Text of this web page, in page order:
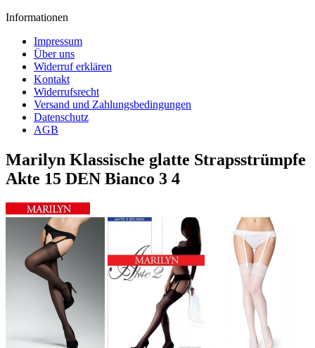
Informationen
Impressum
Über uns
Widerruf erklären
Kontakt
Widerrufsrecht
Versand und Zahlungsbedingungen
Datenschutz
AGB
Marilyn Klassische glatte Strapsstrümpfe
Akte 15 DEN Bianco 3 4